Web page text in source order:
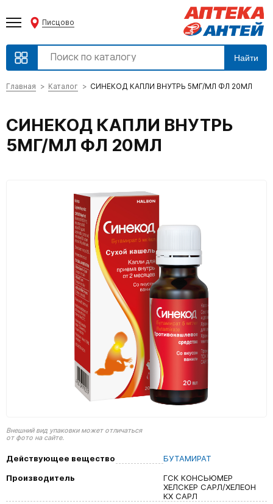
Писцово
Найти
Главная Каталог СИНЕКОД КАПЛИ ВНУТРЬ 5МГ/МЛ ФЛ 20МЛ
СИНЕКОД КАПЛИ ВНУТРЬ
5МГ/МЛ ФЛ 20МЛ
Внешний вид упаковки может отличаться
от фото на сайте.
Действующее вещество
БУТАМИРАТ
Производитель
ГСК КОНСЬЮМЕР
ХЕЛСКЕР САРЛ/ХЕЛЕОН
КХ САРЛ